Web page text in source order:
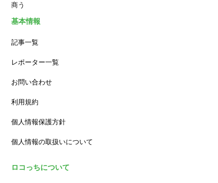
商う
基本情報
記事一覧
レポーター一覧
お問い合わせ
利用規約
個人情報保護方針
個人情報の取扱いについて
ロコっちについて